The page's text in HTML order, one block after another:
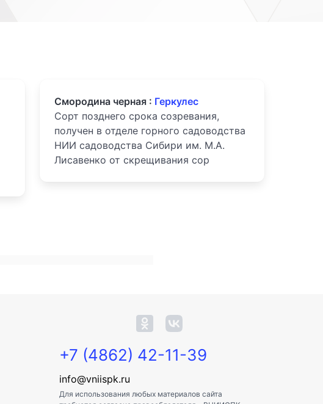
Смородина черная : Геркулес
Сорт позднего срока созревания,
получен в отделе горного садоводства
НИИ садоводства Сибири им. М.А.
Лисавенко от скрещивания сор
+7 (4862) 42-11-39
info@vniispk.ru
Для использования любых материалов сайта